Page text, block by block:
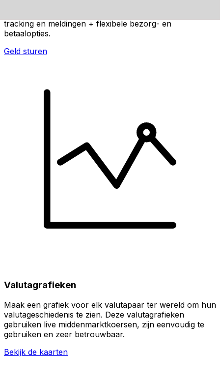
tracking en meldingen + flexibele bezorg- en
betaalopties.
Geld sturen
Valutagrafieken
Maak een grafiek voor elk valutapaar ter wereld om hun
valutageschiedenis te zien. Deze valutagrafieken
gebruiken live middenmarktkoersen, zijn eenvoudig te
gebruiken en zeer betrouwbaar.
Bekijk de kaarten